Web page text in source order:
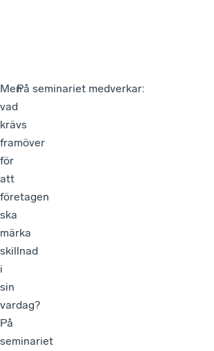
Men
vad
krävs
framöver
för
att
företagen
ska
märka
skillnad
i
sin
vardag?
På
seminariet
På seminariet medverkar: